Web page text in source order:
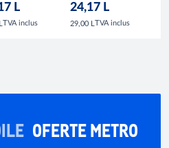
L
TVA inclus
24,17 L
29,00 L TVA inclus
OFERTE METRO